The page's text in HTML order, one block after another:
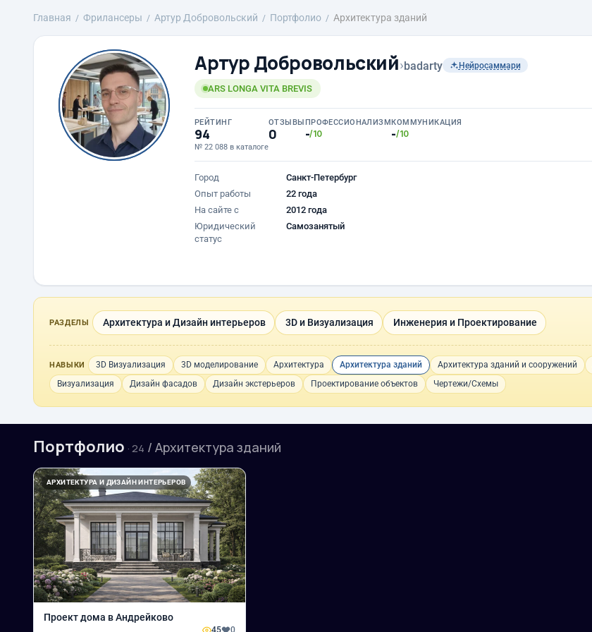
Главная Фрилансеры Артур Добровольский Портфолио Архитектура зданий
Артур Добровольский›badarty Нейросаммари
ARS LONGA VITA BREVIS
РЕЙТИНГ
94
№ 22 088 в каталоге
ОТЗЫВЫ
0
ПРОФЕССИОНАЛИЗМ
-/10
КОММУНИКАЦИЯ
-/10
Город
Санкт-Петербург
Опыт работы
22 года
На сайте с
2012 года
Юридический
статус
Самозанятый
РАЗДЕЛЫ Архитектура и Дизайн интерьеров 3D и Визуализация Инженерия и Проектирование
НАВЫКИ 3D Визуализация 3D моделирование Архитектура Архитектура зданий Архитектура зданий и сооружений
Визуализация
Дизайн фасадов Дизайн экстерьеров Проектирование объектов Чертежи/Схемы
Портфолио · 24 / Архитектура зданий
АРХИТЕКТУРА И ДИЗАЙН ИНТЕРЬЕРОВ
Проект дома в Андрейково
45 0